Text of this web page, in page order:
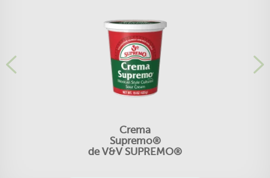
Crema
Supremo®
de V&V SUPREMO®